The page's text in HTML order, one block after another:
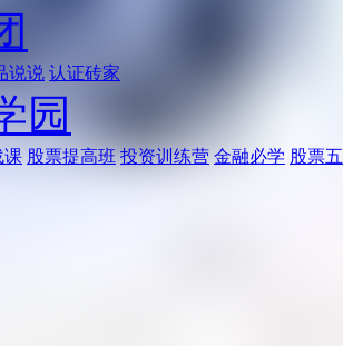
说说 认证砖家
园
课 股票提高班 投资训练营 金融必学 股票